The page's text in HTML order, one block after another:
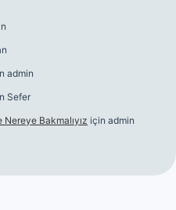
admin
Sefer
Nereye Bakmalıyız için admin